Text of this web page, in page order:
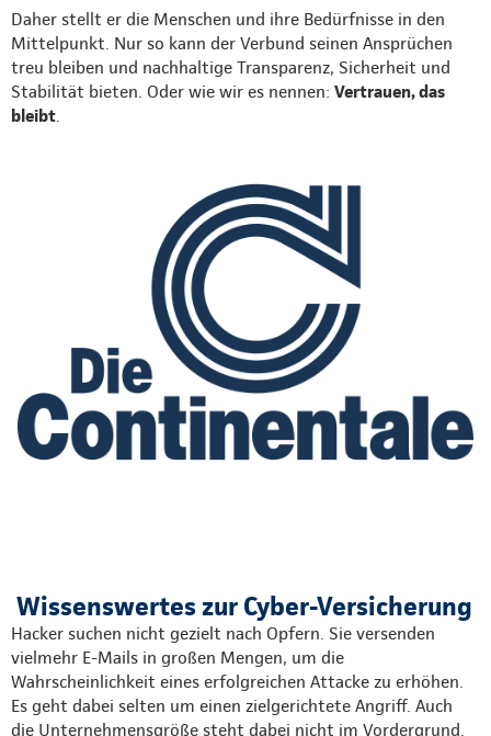
Daher stellt er die Menschen und ihre Bedürfnisse in den
Mittelpunkt. Nur so kann der Verbund seinen Ansprüchen
treu bleiben und nachhaltige Transparenz, Sicherheit und
Stabilität bieten. Oder wie wir es nennen: Vertrauen, das
bleibt
Wissenswertes zur Cyber-Versicherung
Hacker suchen nicht gezielt nach Opfern. Sie versenden
vielmehr E-Mails in großen Mengen, um die
Wahrscheinlichkeit eines erfolgreichen Attacke zu erhöhen.
Es geht dabei selten um einen zielgerichtete Angriff. Auch
die Unternehmensgröße steht dabei nicht im Vordergrund.